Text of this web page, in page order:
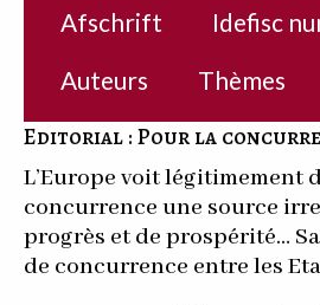
Afschrift
Idefisc
Auteurs
Thèmes
Editorial : Pour la
L’Europe voit légitimement
concurrence une source
progrès et de prospérité…
de concurrence entre les